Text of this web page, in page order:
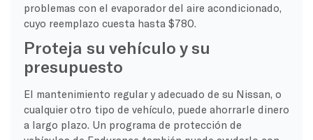
problemas con el evaporador del aire acondicionado,
cuyo reemplazo cuesta hasta $780.
Proteja su vehículo y su
presupuesto
El mantenimiento regular y adecuado de su Nissan, o
cualquier otro tipo de vehículo, puede ahorrarle dinero
a largo plazo. Un programa de protección de